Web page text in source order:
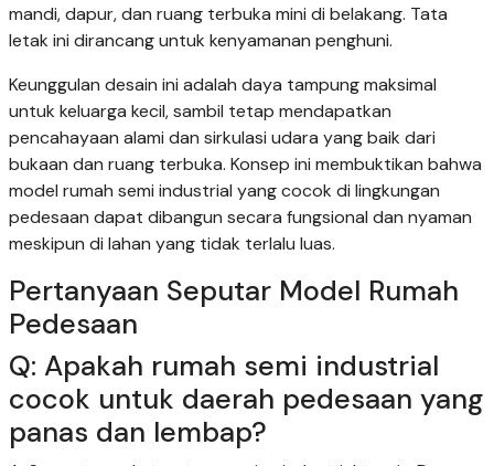
mandi, dapur, dan ruang terbuka mini di belakang. Tata
letak ini dirancang untuk kenyamanan penghuni.
Keunggulan desain ini adalah daya tampung maksimal
untuk keluarga kecil, sambil tetap mendapatkan
pencahayaan alami dan sirkulasi udara yang baik dari
bukaan dan ruang terbuka. Konsep ini membuktikan bahwa
model rumah semi industrial yang cocok di lingkungan
pedesaan dapat dibangun secara fungsional dan nyaman
meskipun di lahan yang tidak terlalu luas.
Pertanyaan Seputar Model Rumah
Pedesaan
Q: Apakah rumah semi industrial
cocok untuk daerah pedesaan yang
panas dan lembap?